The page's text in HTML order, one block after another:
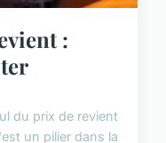
:
du prix de revient
un pilier dans la